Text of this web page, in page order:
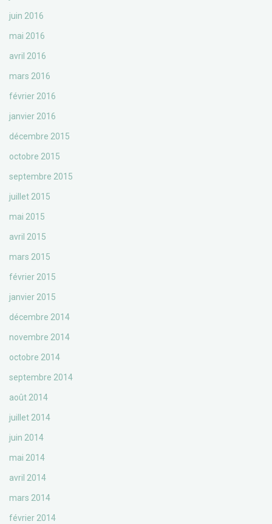
juin 2016
mai 2016
avril 2016
mars 2016
février 2016
janvier 2016
décembre 2015
octobre 2015
septembre 2015
juillet 2015
mai 2015
avril 2015
mars 2015
février 2015
janvier 2015
décembre 2014
novembre 2014
octobre 2014
septembre 2014
août 2014
juillet 2014
juin 2014
mai 2014
avril 2014
mars 2014
février 2014